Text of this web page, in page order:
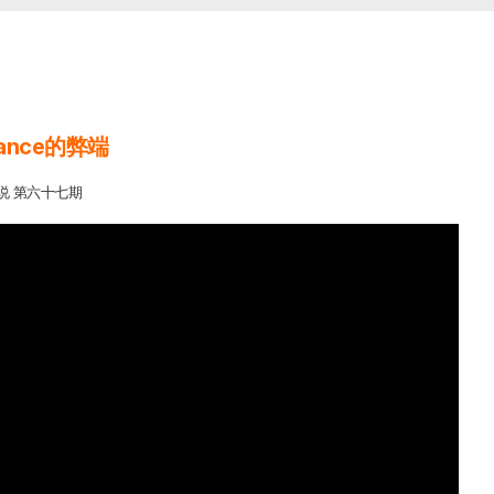
的弊端
第六十七期